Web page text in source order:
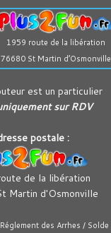
1959 route de la libération
76680 St Martin d’Osmonville
est un particulier
sur RDV
postale :
de la libération
Martin d'Osmonville
Réglement des Arrhes / Solde